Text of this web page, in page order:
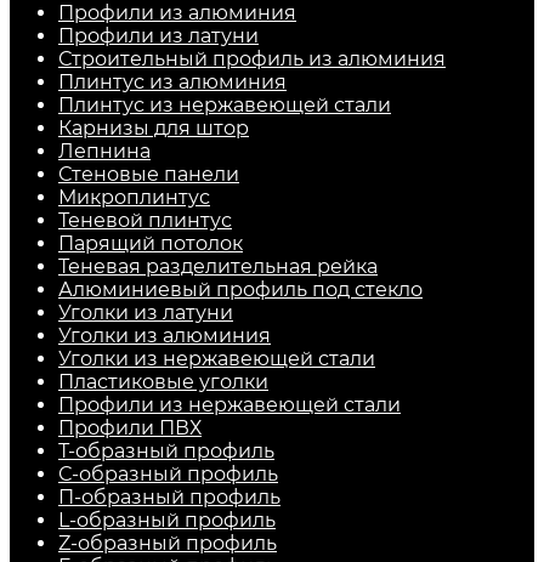
Профили из алюминия
Профили из латуни
Строительный профиль из алюминия
Плинтус из алюминия
Плинтус из нержавеющей стали
Карнизы для штор
Лепнина
Стеновые панели
Микроплинтус
Теневой плинтус
Парящий потолок
Теневая разделительная рейка
Алюминиевый профиль под стекло
Уголки из латуни
Уголки из алюминия
Уголки из нержавеющей стали
Пластиковые уголки
Профили из нержавеющей стали
Профили ПВХ
Т-образный профиль
С-образный профиль
П-образный профиль
L-образный профиль
Z-образный профиль